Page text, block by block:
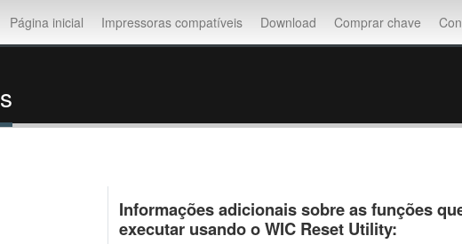
Página inicial Impressoras compatíveis Download Comprar chave
Informações adicionais sobre as funções
executar usando o WIC Reset Utility: